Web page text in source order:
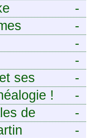
-
-
-
-
-
ses
-
!
-
de
-